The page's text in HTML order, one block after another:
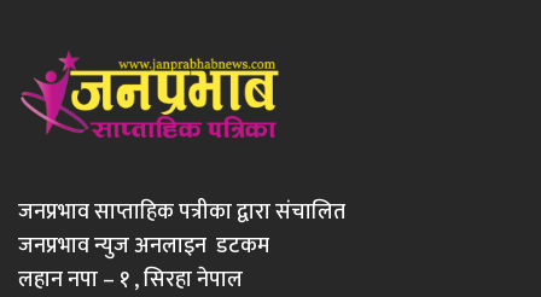
जनप्रभाव साप्ताहिक पत्रीका द्वारा संचालित
जनप्रभाव न्युज अनलाइन डटकम
लहान नपा – १ , सिरहा नेपाल